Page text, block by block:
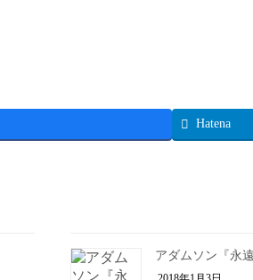
Hatena
アダムソン『永